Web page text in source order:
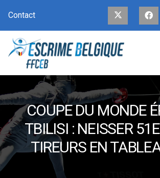
Contact
COUPE DU MONDE
TBILISI : NEISSER
TIREURS EN